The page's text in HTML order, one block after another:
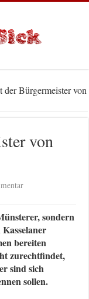
der Bürgermeister von
von
sondern
bereiten
zurechtfindet,
sind sich
sollen.